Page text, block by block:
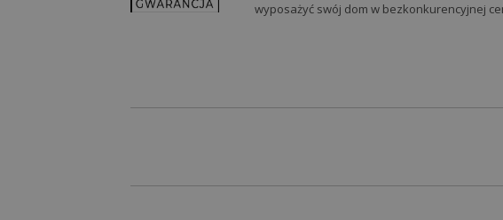
wyposażyć swój dom w bezkonkurencyjnej